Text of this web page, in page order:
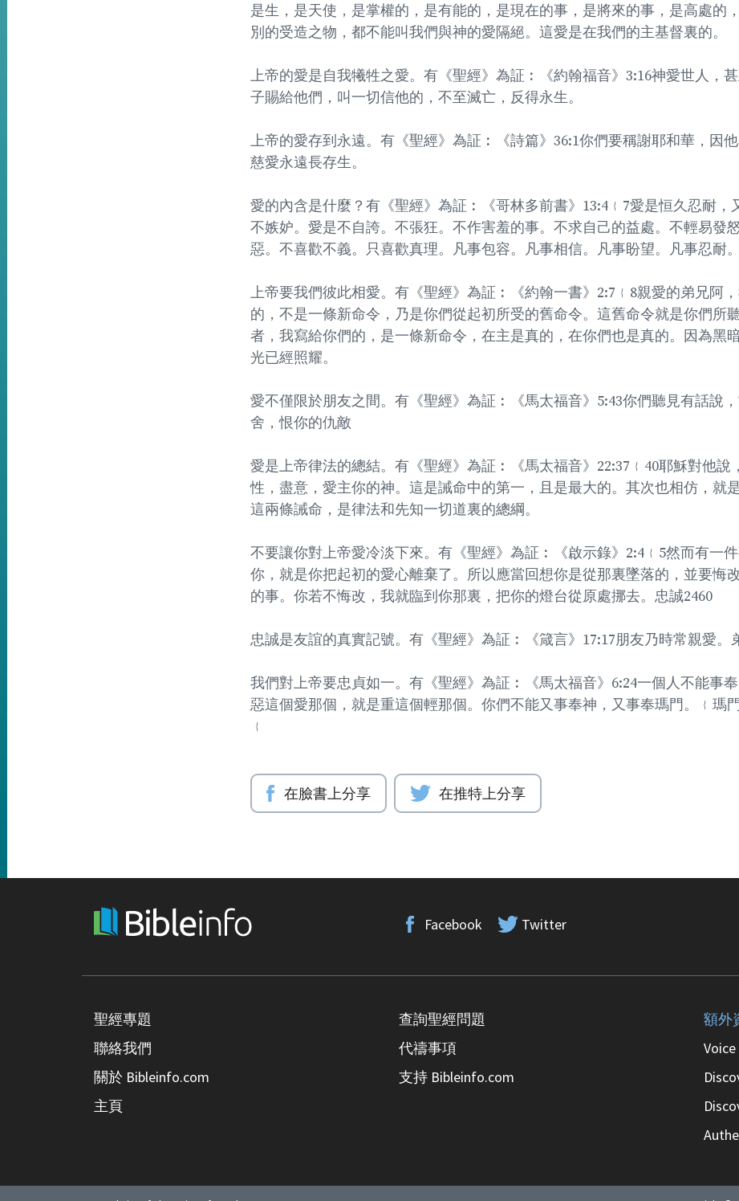
是生，是天使，是掌權的，是有能的，是現在的事，是將來的事，是高處的
別的受造之物，都不能叫我們與神的愛隔絕。這愛是在我們的主基督裏的。
上帝的愛是自我犧牲之愛。有《聖經》為証︰《約翰福音》3:16神愛世人，
子賜給他們，叫一切信他的，不至滅亡，反得永生。
上帝的愛存到永遠。有《聖經》為証︰《詩篇》36:1你們要稱謝耶和華，因
慈愛永遠長存生。
愛的內含是什麼？有《聖經》為証︰《哥林多前書》13:4﹛7愛是恒久忍耐，
不嫉妒。愛是不自誇。不張狂。不作害羞的事。不求自己的益處。不輕易發
惡。不喜歡不義。只喜歡真理。凡事包容。凡事相信。凡事盼望。凡事忍耐。
上帝要我們彼此相愛。有《聖經》為証︰《約翰一書》2:7﹛8親愛的弟兄阿
的，不是一條新命令，乃是你們從起初所受的舊命令。這舊命令就是你們所
者，我寫給你們的，是一條新命令，在主是真的，在你們也是真的。因為黑
光已經照耀。
愛不僅限於朋友之間。有《聖經》為証︰《馬太福音》5:43你們聽見有話說
舍，恨你的仇敵
愛是上帝律法的總結。有《聖經》為証︰《馬太福音》22:37﹛40耶穌對他說
性，盡意，愛主你的神。這是誡命中的第一，且是最大的。其次也相仿，就是
這兩條誡命，是律法和先知一切道裏的總綱。
不要讓你對上帝愛冷淡下來。有《聖經》為証︰《啟示錄》2:4﹛5然而有一
你，就是你把起初的愛心離棄了。所以應當回想你是從那裏墜落的，並要悔
的事。你若不悔改，我就臨到你那裏，把你的燈台從原處挪去。忠誠2460
忠誠是友誼的真實記號。有《聖經》為証︰《箴言》17:17朋友乃時常親愛。
我們對上帝要忠貞如一。有《聖經》為証︰《馬太福音》6:24一個人不能事
惡這個愛那個，就是重這個輕那個。你們不能又事奉神，又事奉瑪門。﹛瑪
﹛
在臉書上分享 在推特上分享
Facebook Twitter
聖經專題
聯絡我們
關於 Bibleinfo.com
主頁
查詢聖經問題
代禱事項
支持 Bibleinfo.com
額外